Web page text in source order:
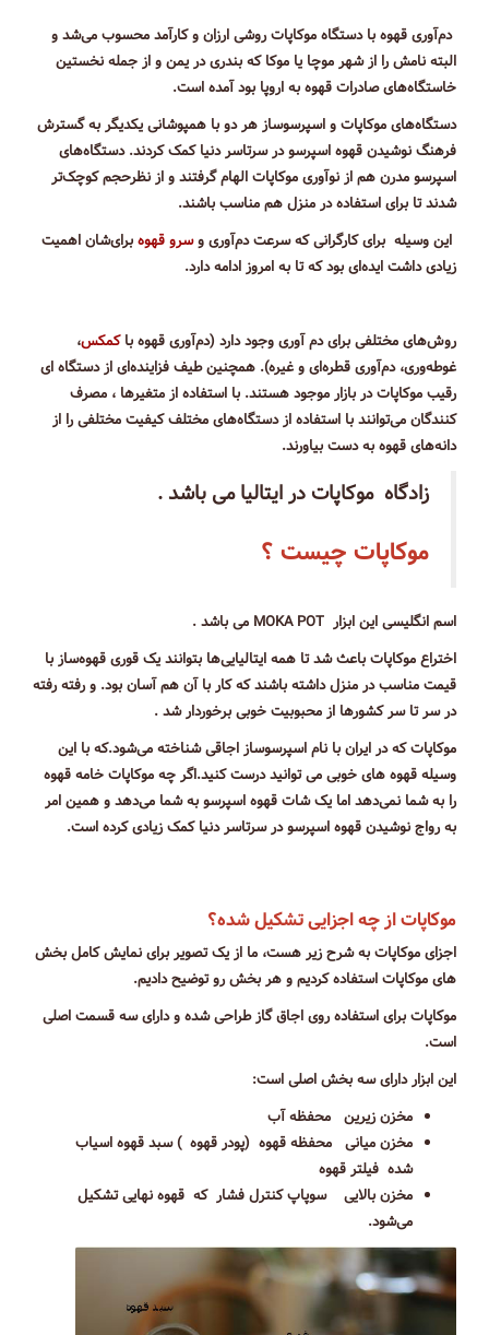
دم‌آوری قهوه با دستگاه موکاپات روشی ارزان و کارآمد محسوب می‌شد و
البته نامش را از شهر موچا یا موکا که بندری در یمن و از جمله نخستین
خاستگاه‌های صادرات قهوه به اروپا بود آمده است.
دستگاه‌های موکاپات و اسپرسوساز هر دو با همپوشانی یکدیگر به گسترش
فرهنگ نوشیدن قهوه اسپرسو در سرتاسر دنیا کمک کردند. دستگاه‌های
اسپرسو مدرن هم از نوآوری موکاپات الهام گرفتند و از نظرحجم کوچک‌تر
شدند تا برای استفاده در منزل هم مناسب باشند.
این وسیله برای کارگرانی که سرعت دم‌آوری وسرو قهوهبرای‌شان اهمیت
زیادی داشت ایده‌ای بود که تا به امروز ادامه دارد.
روش‌های مختلفی برای دم آوری وجود دارد (دم‌آوری قهوه باکمکس،
غوطه‌وری، دم‌آوری قطره‌ای و غیره). همچنین طیف فزاینده‌ای از دستگاه ‌ای
رقیب موکاپات در بازار موجود هستند. با استفاده از متغیرها ، مصرف
کنندگان می‌توانند با استفاده از دستگاه‌های مختلف کیفیت مختلفی را از
دانه‌های قهوه به دست بیاورند.
زادگاه موکاپات در ایتالیا می باشد .
موکاپات چیست ؟
اسم انگلیسی این ابزار MOKA POT می باشد .
اختراع موکاپات باعث شد تا همه ایتالیایی‌ها بتوانند یک قوری قهوه‌ساز با
قیمت مناسب در منزل داشته باشند که کار با آن هم آسان بود. و رفته رفته
در سر تا سر کشورها از محبوبیت خوبی برخوردار شد .
موکاپات که در ایران با نام اسپرسوساز اجاقی شناخته می‌شود.که با این
وسیله قهوه های خوبی می توانید درست کنید.اگر چه موکاپات خامه قهوه
را به شما نمی‌دهد اما یک شات قهوه اسپرسو به شما می‌دهد و همین امر
به رواج نوشیدن قهوه اسپرسو در سرتاسر دنیا کمک زیادی کرده است.
موکاپات از چه اجزایی تشکیل شده؟
اجزای موکاپات به شرح زیر هست، ما از یک تصویر برای نمایش کامل بخش
های موکاپات استفاده کردیم و هر بخش رو توضیح دادیم.
موکاپات برای استفاده روی اجاق گاز طراحی شده و دارای سه قسمت اصلی
است.
این ابزار دارای سه بخش اصلی است:
مخزن زیرین محفظه آب
مخزن میانی محفظه قهوه (پودر قهوه ) سبد قهوه اسیاب
شده فیلتر قهوه
مخزن بالایی سوپاپ کنترل فشار که قهوه نهایی تشکیل
می‌شود.